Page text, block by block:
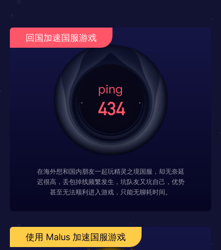
回国加速国服游戏
在海外想和国内朋友一起玩精灵之境国服，却无奈延
迟很高，丢包掉线频繁发生，坑队友又坑自己，优势
甚至无法顺利进入游戏，只能无聊耗时间。
使用 Malus 加速国服游戏